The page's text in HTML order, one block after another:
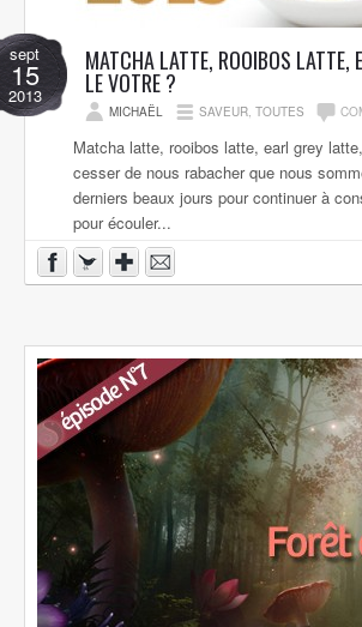
sept
15
2013
MATCHA LATTE, ROOIBOS LATTE,
LE VOTRE ?
MICHAËL SAVEUR, TOUTES
Matcha latte, rooibos latte, earl grey
cesser de nous rabacher que nous
derniers beaux jours pour continuer à
pour écouler...